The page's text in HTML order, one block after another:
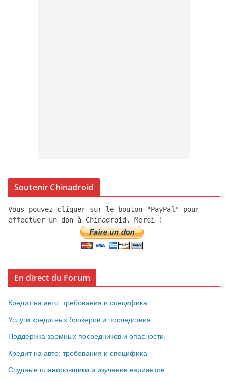
Soutenir Chinadroid
Vous pouvez cliquer sur le bouton "PayPal" pour
effectuer un don à Chinadroid. Merci !
En direct du Forum
Кредит на авто: требования и специфика
Услуги кредитных брокеров и последствия.
Поддержка заемных посредников и опасности.
Кредит на авто: требования и специфика
Ссудные планировщики и изучение вариантов